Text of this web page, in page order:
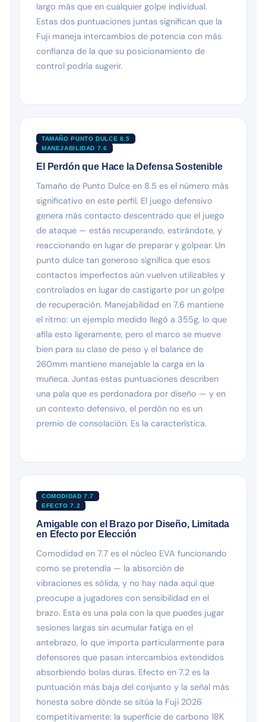
largo más que en cualquier golpe individual.
Estas dos puntuaciones juntas significan que la
Fuji maneja intercambios de potencia con más
confianza de la que su posicionamiento de
control podría sugerir.
TAMAÑO PUNTO DULCE 8.5
MANEJABILIDAD 7.6
El Perdón que Hace la Defensa Sostenible
Tamaño de Punto Dulce en 8.5 es el número más
significativo en este perfil. El juego defensivo
genera más contacto descentrado que el juego
de ataque — estás recuperando, estirándote, y
reaccionando en lugar de preparar y golpear. Un
punto dulce tan generoso significa que esos
contactos imperfectos aún vuelven utilizables y
controlados en lugar de castigarte por un golpe
de recuperación. Manejabilidad en 7.6 mantiene
el ritmo: un ejemplo medido llegó a 355g, lo que
afila esto ligeramente, pero el marco se mueve
bien para su clase de peso y el balance de
260mm mantiene manejable la carga en la
muñeca. Juntas estas puntuaciones describen
una pala que es perdonadora por diseño — y en
un contexto defensivo, el perdón no es un
premio de consolación. Es la característica.
COMODIDAD 7.7
EFECTO 7.2
Amigable con el Brazo por Diseño, Limitada
en Efecto por Elección
Comodidad en 7.7 es el núcleo EVA funcionando
como se pretendía — la absorción de
vibraciones es sólida, y no hay nada aquí que
preocupe a jugadores con sensibilidad en el
brazo. Esta es una pala con la que puedes jugar
sesiones largas sin acumular fatiga en el
antebrazo, lo que importa particularmente para
defensores que pasan intercambios extendidos
absorbiendo bolas duras. Efecto en 7.2 es la
puntuación más baja del conjunto y la señal más
honesta sobre dónde se sitúa la Fuji 2026
competitivamente: la superficie de carbono 18K